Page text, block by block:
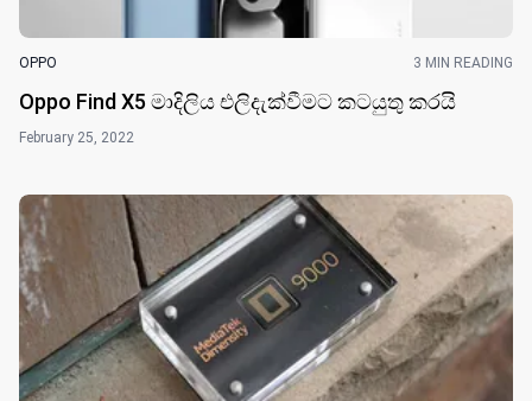
OPPO 3 MIN READING
Oppo Find X5 මාදිලිය එලිදැක්වීමට කටයුතු කරයි
February 25, 2022